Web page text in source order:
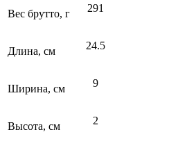
Вес брутто, г 291
Длина, см 24.5
Ширина, см 9
Высота, см 2